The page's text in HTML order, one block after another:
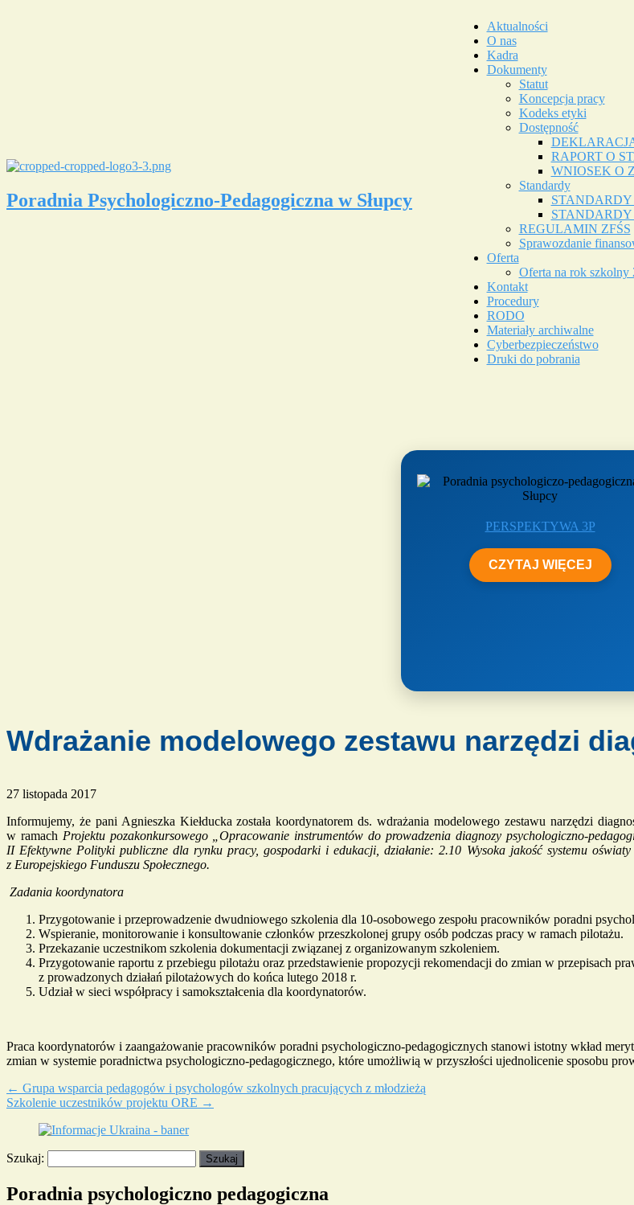
Poradnia Psychologiczno-Pedagogiczna w Słupcy
Aktualności
O nas
Kadra
Dokumenty
Statut
Koncepcja pracy
Kodeks etyki
Dostępność
RAPORT O
WNIOSEK O
Standardy
REGULAMIN ZFŚS
Sprawozdanie
Oferta
Oferta na rok szkolny
Kontakt
Procedury
RODO
Materiały archiwalne
Cyberbezpieczeństwo
Druki do pobrania
PERSPEKTYWA 3P
CZYTAJ WIĘCEJ
Wdrażanie modelowego zestawu narzędzi
27 listopada 2017
Informujemy, że pani Agnieszka Kiełducka została koordynatorem ds. wdrażania modelowego zestawu narzędzi
w ramach Projektu pozakonkursowego „Opracowanie instrumentów do prowadzenia diagnozy psychologiczno-
II Efektywne Polityki publiczne dla rynku pracy, gospodarki i edukacji, działanie: 2.10 Wysoka jakość systemu
z Europejskiego Funduszu Społecznego.
Zadania koordynatora
Przygotowanie i przeprowadzenie dwudniowego szkolenia dla 10-osobowego zespołu pracowników poradni
Wspieranie, monitorowanie i konsultowanie członków przeszkolonej grupy osób podczas pracy w ramach pilotażu.
Przekazanie uczestnikom szkolenia dokumentacji związanej z organizowanym szkoleniem.
Przygotowanie raportu z przebiegu pilotażu oraz przedstawienie propozycji rekomendacji do zmian w przepisach
z prowadzonych działań pilotażowych do końca lutego 2018 r.
Udział w sieci współpracy i samokształcenia dla koordynatorów.
Praca koordynatorów i zaangażowanie pracowników poradni psychologiczno-pedagogicznych stanowi istotny wkład
zmian w systemie poradnictwa psychologiczno-pedagogicznego, które umożliwią w przyszłości ujednolicenie sposobu
← Grupa wsparcia pedagogów i psychologów szkolnych pracujących z młodzieżą
Szkolenie uczestników projektu ORE →
Szukaj:
Poradnia psychologiczno pedagogiczna